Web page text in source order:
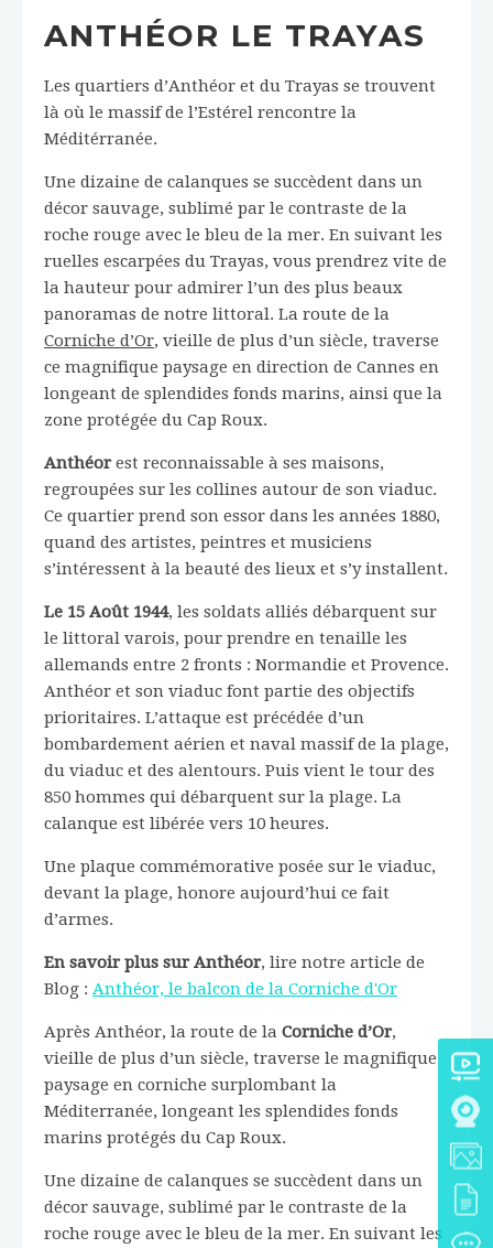
ANTHÉOR LE TRAYAS
Les quartiers d’Anthéor et du Trayas se trouvent
là où le massif de l’Estérel rencontre la
Méditérranée.
Une dizaine de calanques se succèdent dans un
décor sauvage, sublimé par le contraste de la
roche rouge avec le bleu de la mer. En suivant les
ruelles escarpées du Trayas, vous prendrez vite de
la hauteur pour admirer l’un des plus beaux
panoramas de notre littoral. La route de la
Corniche d’Or, vieille de plus d’un siècle, traverse
ce magnifique paysage en direction de Cannes en
longeant de splendides fonds marins, ainsi que la
zone protégée du Cap Roux.
Anthéorest reconnaissable à ses maisons,
regroupées sur les collines autour de son viaduc.
Ce quartier prend son essor dans les années 1880,
quand des artistes, peintres et musiciens
s’intéressent à la beauté des lieux et s’y installent.
Le 15 Août 1944, les soldats alliés débarquent sur
le littoral varois, pour prendre en tenaille les
allemands entre 2 fronts : Normandie et Provence.
Anthéor et son viaduc font partie des objectifs
prioritaires. L’attaque est précédée d’un
bombardement aérien et naval massif de la plage,
du viaduc et des alentours. Puis vient le tour des
850 hommes qui débarquent sur la plage. La
calanque est libérée vers 10 heures.
Une plaque commémorative posée sur le viaduc,
devant la plage, honore aujourd’hui ce fait
d’armes.
En savoir plus sur Anthéor, lire notre article de
Blog : Anthéor, le balcon de la Corniche d'Or
Après Anthéor, la route de la Corniche d’Or,
vieille de plus d’un siècle, traverse le magnifique
paysage en corniche surplombant la
Méditerranée, longeant les splendides fonds
marins protégés du Cap Roux.
Une dizaine de calanques se succèdent dans un
décor sauvage, sublimé par le contraste de la
roche rouge avec le bleu de la mer. En suivant les